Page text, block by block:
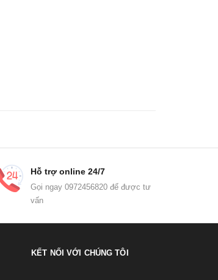
Hỗ trợ online 24/7
Gọi ngay 0972456820 để được tư
vấn
KẾT NỐI VỚI CHÚNG TÔI